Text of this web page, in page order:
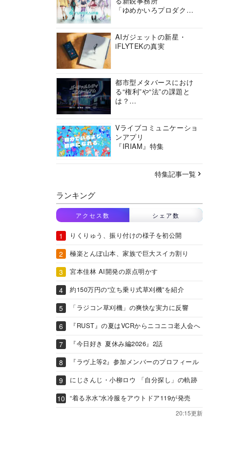
「ゆめかいろプロダクシ
AIガジェットの新星・
iFLYTEKの真実
都市型メタバースにおけ
る“権利”や“法”の課題と
は？
ーシアムの挑戦に迫る
Vライブコミュニケーショ
ンアプリ
『IRIAM』特集
特集記事一覧
ランキング
アクセス数 シェア数
りくりゅう、振り付けの様子を初公開
極楽とんぼ山本、家族で巨大スイカ割り
宮本佳林 AI開発の原点明かす
約150万円の“立ち乗り式草刈機”を紹介
「ラジコン草刈機」の爽快な実力に反響
『RUST』の夏はVCRからニコニコ老人会へ
『今日好き 夏休み編2026』2話
『ラヴ上等2』参加メンバーのプロフィール
にじさんじ・小柳ロウ 「自分探し」の軌跡
“着る氷水”水冷服をアウトドア119が発売
20:15更新